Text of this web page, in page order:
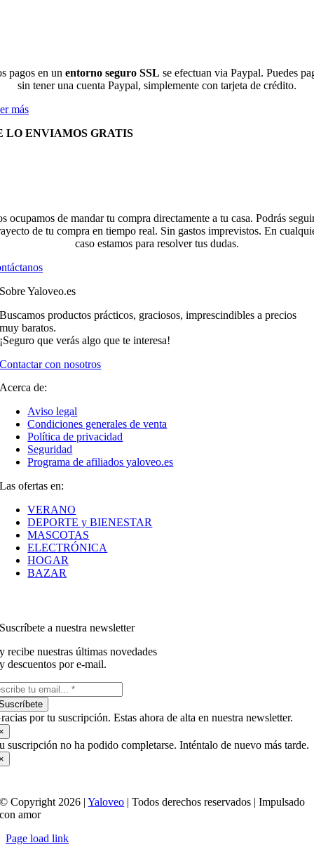
pagos en un entorno seguro SSL se efectuan via Paypal. Puedes
sin tener una cuenta Paypal, simplemente con tarjeta de crédito.
más
LO ENVIAMOS GRATIS
ocupamos de mandar tu compra directamente a tu casa. Podrás
de tu compra en tiempo real. Sin gastos imprevistos. En
caso estamos para resolver tus dudas.
Sobre Yaloveo.es
Buscamos productos prácticos, graciosos, imprescindibles a precios
muy baratos.
¡Seguro que verás algo que te interesa!
Contactar con nosotros
Acerca de:
Aviso legal
Condiciones generales de venta
Política de privacidad
Seguridad
Programa de afiliados yaloveo.es
Las ofertas en:
VERANO
DEPORTE y BIENESTAR
MASCOTAS
ELECTRÓNICA
HOGAR
BAZAR
Suscríbete a nuestra newsletter
y recibe nuestras últimas novedades
y descuentos por e-mail.
por tu suscripción. Estas ahora de alta en nuestra newsletter.
suscripción no ha podido completarse. Inténtalo de nuevo más tarde.
© Copyright 2026 |Yaloveo | Todos derechos reservados | Impulsado
con amor
Page load link